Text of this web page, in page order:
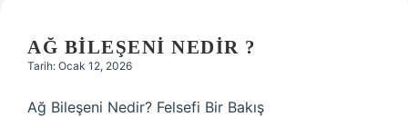
Hakkımızda
AĞ BILEŞENI NEDIR ?
Tarih: Ocak 12, 2026
Ağ Bileşeni Nedir? Felsefi Bir Bakış